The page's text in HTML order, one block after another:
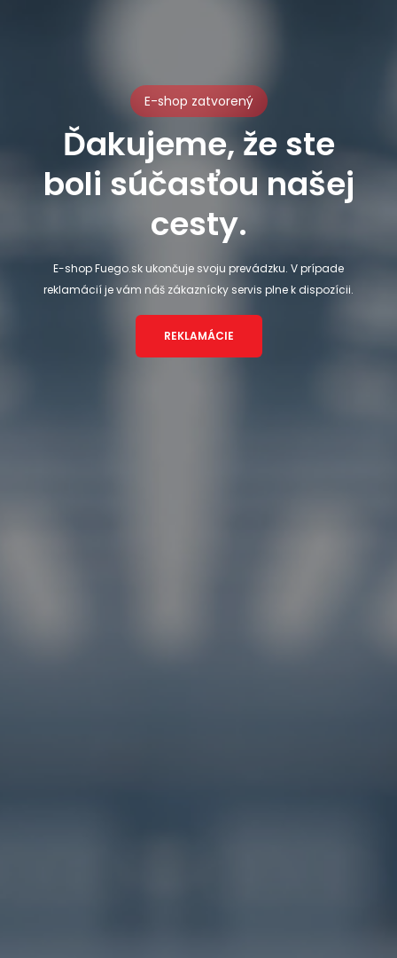
E-shop zatvorený
Ďakujeme, že ste
boli súčasťou našej
cesty.
E-shop Fuego.sk ukončuje svoju prevádzku. V prípade
reklamácií je vám náš zákaznícky servis plne k dispozícii.
REKLAMÁCIE